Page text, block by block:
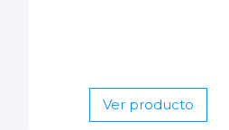
Ver producto